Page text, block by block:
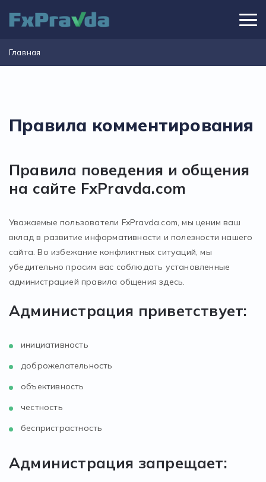
Главная
Правила комментирования
Правила поведения и общения
на сайте FxPravda.com
Уважаемые пользователи FxPravda.com, мы ценим ваш
вклад в развитие информативности и полезности нашего
сайта. Во избежание конфликтных ситуаций, мы
убедительно просим вас соблюдать установленные
администрацией правила общения здесь.
Администрация приветствует:
инициативность
доброжелательность
объективность
честность
беспристрастность
Администрация запрещает: